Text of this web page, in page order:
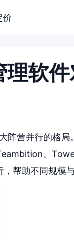
价
软
营并行的格局
、
帮助不同规模